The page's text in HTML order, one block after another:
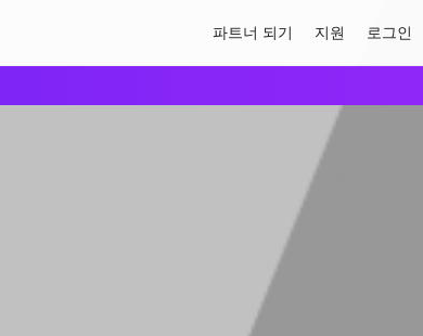
파트너 되기 지원 로그인